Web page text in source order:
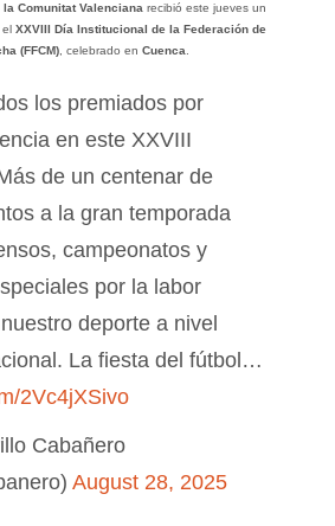
Comunitat Valencianarecibió este jueves un
XXVIII Día Institucional de la Federación de
(FFCM), celebrado en Cuenca.
los premiados por
en este XXVIII
de un centenar de
a la gran temporada
campeonatos y
por la labor
deporte a nivel
La fiesta del fútbol…
2Vc4jXSivo
Cabañero
August 28, 2025